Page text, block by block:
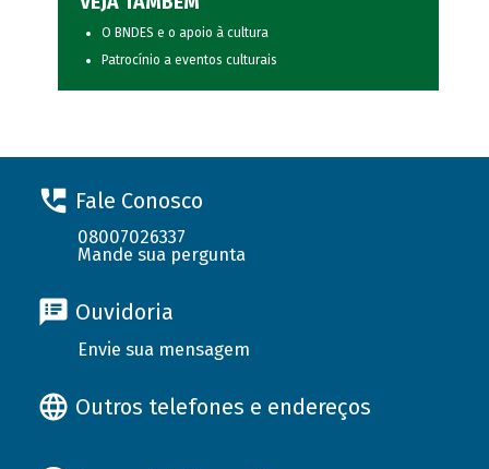
O BNDES e o apoio à cultura
Patrocínio a eventos culturais
Fale Conosco
08007026337
Mande sua pergunta
Ouvidoria
Envie sua mensagem
Outros telefones e endereços